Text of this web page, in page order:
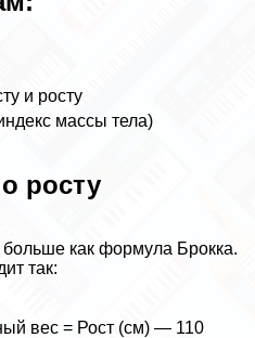
и росту
массы тела)
росту
как формула Брокка.
так:
вес = Рост (см) — 110